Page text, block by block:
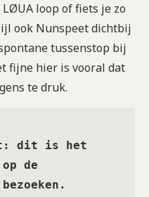
loop of fiets je zo
ook Nunspeet dichtbij
tussenstop bij
fijne hier is vooral dat
te druk.
dit is het
de